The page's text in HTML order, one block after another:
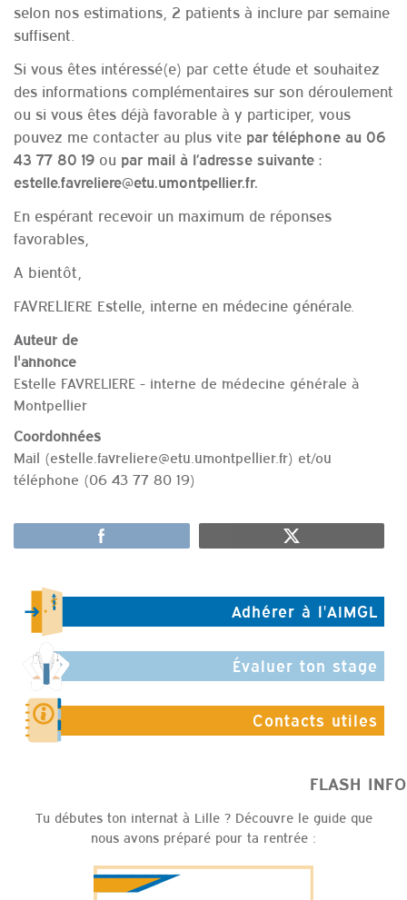
selon nos estimations, 2 patients à inclure par semaine
suffisent.
Si vous êtes intéressé(e) par cette étude et souhaitez
des informations complémentaires sur son déroulement
ou si vous êtes déjà favorable à y participer, vous
pouvez me contacter au plus vite par téléphone au 06
43 77 80 19 ou par mail à l’adresse suivante :
estelle.favreliere@etu.umontpellier.fr.
En espérant recevoir un maximum de réponses
favorables,
A bientôt,
FAVRELIERE Estelle, interne en médecine générale.
Auteur de
l'annonce
Estelle FAVRELIERE - interne de médecine générale à
Montpellier
Coordonnées
Mail (estelle.favreliere@etu.umontpellier.fr) et/ou
téléphone (06 43 77 80 19)
Adhérer à l'AIMGL
Évaluer ton stage
Contacts utiles
Tu débutes ton internat à Lille ? Découvre le guide que
nous avons préparé pour ta rentrée :